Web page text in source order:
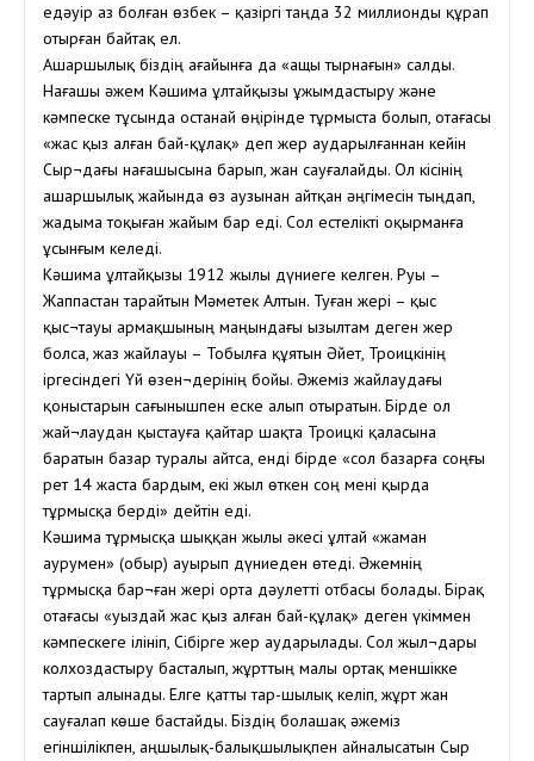
едәуір аз болған өзбек – қазіргі таңда 32 миллионды құрап
отырған байтақ ел.
Ашаршылық біздің ағайынға да «ащы тырнағын» салды.
Нағашы әжем Кәшима Құлтайқызы ұжымдастыру және
кәмпеске тұсында Қостанай өңірінде тұрмыста болып, отағасы
«жас қыз алған бай-құлақ» деп жер аударылғаннан кейін
Сыр¬дағы нағашысына барып, жан сауғалайды. Ол кісінің
ашаршылық жайында өз аузынан айтқан әңгімесін тыңдап,
жадыма тоқыған жайым бар еді. Сол естелікті оқырманға
ұсынғым келеді.
Кәшима Құлтайқызы 1912 жылы дүниеге келген. Руы –
Жаппастан тарайтын Мәметек Алтын. Туған жері – қыс
қыс¬тауы Қармақшының маңындағы Қызылтам деген жер
болса, жаз жайлауы – Тобылға құятын Әйет, Троицкінің
іргесіндегі Үй өзен¬дерінің бойы. Әжеміз жайлаудағы
қоныстарын сағынышпен еске алып отыратын. Бірде ол
жай¬лаудан қыстауға қайтар шақта Троицкі қаласына
баратын базар туралы айтса, енді бірде «сол базарға соңғы
рет 14 жаста бардым, екі жыл өткен соң мені қырда
тұрмысқа берді» дейтін еді.
Кәшима тұрмысқа шыққан жылы әкесі Құлтай «жаман
аурумен» (обыр) ауырып дүниеден өтеді. Әжемнің
тұрмысқа бар¬ған жері орта дәулетті отбасы болады. Бірақ
отағасы «уыздай жас қыз алған бай-құлақ» деген үкіммен
кәмпескеге ілініп, Сібірге жер аударылады. Сол жыл¬дары
колхоздастыру басталып, жұрттың малы ортақ меншікке
тартып алынады. Елге қатты тар-шылық келіп, жұрт жан
сауғалап көше бастайды. Біздің болашақ әжеміз
егіншілікпен, аңшылық-балықшылықпен айналысатын Сыр